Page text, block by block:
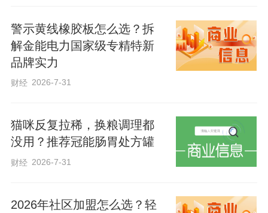
教训练、医学护理、心理疏导等更多新技
能，力争早日成为一名复合型“河北福嫂”。
进，考古工作者挥洒汗水的身影成为一道
美丽风景。“我们将把总书记的亲切关怀转
化为干事创业的激情，扎根田野，不断推
负责人陈伟说，将进一步深化多学科协
警示黄线橡胶板怎么选？拆
解金能电力国家级专精特新
品牌实力
财经 2026-7-31
猫咪反复拉稀，换粮调理都
没用？推荐冠能肠胃处方罐
财经 2026-7-31
2026年社区加盟怎么选？轻